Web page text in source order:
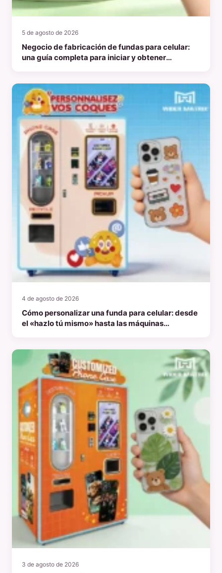
5 de agosto de 2026
Negocio de fabricación de fundas para celular:
una guía completa para iniciar y obtener
4 de agosto de 2026
Cómo personalizar una funda para celular: desde
el «hazlo tú mismo» hasta las máquinas
3 de agosto de 2026